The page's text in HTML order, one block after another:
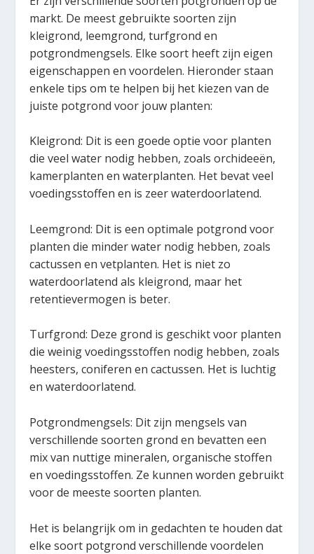
markt. De meest gebruikte soorten zijn
kleigrond, leemgrond, turfgrond en
potgrondmengsels. Elke soort heeft zijn eigen
eigenschappen en voordelen. Hieronder staan ​​
enkele tips om te helpen bij het kiezen van de
juiste potgrond voor jouw planten:
Kleigrond: Dit is een goede optie voor planten
die veel water nodig hebben, zoals orchideeën,
kamerplanten en waterplanten. Het bevat veel
voedingsstoffen en is zeer waterdoorlatend.
Leemgrond: Dit is een optimale potgrond voor
planten die minder water nodig hebben, zoals
cactussen en vetplanten. Het is niet zo
waterdoorlatend als kleigrond, maar het
retentievermogen is beter.
Turfgrond: Deze grond is geschikt voor planten
die weinig voedingsstoffen nodig hebben, zoals
heesters, coniferen en cactussen. Het is luchtig
en waterdoorlatend.
Potgrondmengsels: Dit zijn mengsels van
verschillende soorten grond en bevatten een
mix van nuttige mineralen, organische stoffen
en voedingsstoffen. Ze kunnen worden gebruikt
voor de meeste soorten planten.
Het is belangrijk om in gedachten te houden dat
elke soort potgrond verschillende voordelen